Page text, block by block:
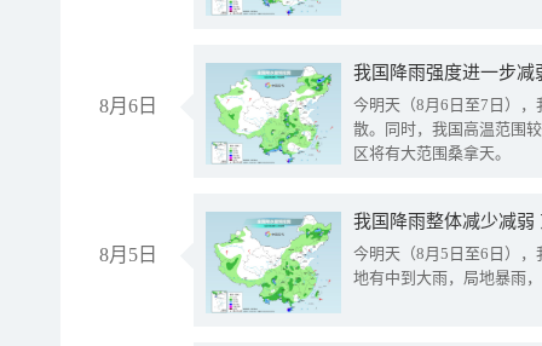
8月6日
今明天（8月6日至7日）
散。同时，我国高温范围
区将有大范围桑拿天。
8月5日
我国降雨整体减少减弱
今明天（8月5日至6日）
地有中到大雨，局地暴雨